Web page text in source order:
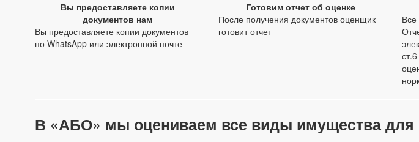
Вы предоставляете копии
документов нам
Вы предоставляете копии документов
по WhatsApp или электронной почте
Готовим отчет об оценке
После получения документов оценщик
готовит отчет
В «АБО» мы оцениваем все виды имущества для